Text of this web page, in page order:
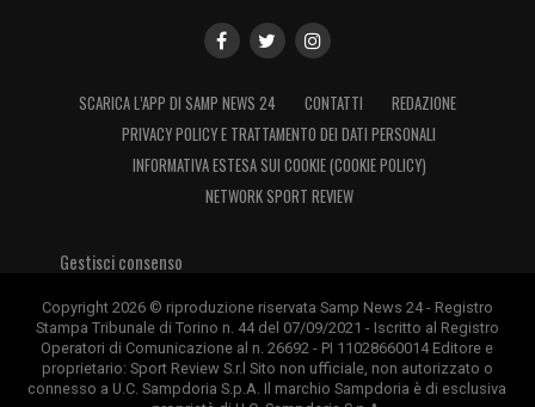
SCARICA L’APP DI SAMP NEWS 24 CONTATTI
REDAZIONE
PRIVACY POLICY E TRATTAMENTO DEI DATI PERSONALI
INFORMATIVA ESTESA SUI COOKIE (COOKIE POLICY)
NETWORK SPORT REVIEW
Gestisci consenso
Copyright 2026 © riproduzione riservata Samp News 24 - Registro
Stampa Tribunale di Torino n. 44 del 07/09/2021 - Iscritto al Registro
Operatori di Comunicazione al n. 26692 - PI 11028660014 Editore e
proprietario: Sport Review S.r.l Sito non ufficiale, non autorizzato o
connesso a U.C. Sampdoria S.p.A. Il marchio Sampdoria è di esclusiva